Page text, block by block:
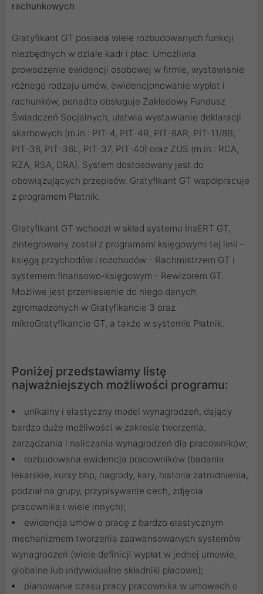
rachunkowych
Gratyfikant GT posiada wiele rozbudowanych funkcji
niezbędnych w dziale kadr i płac. Umożliwia
prowadzenie ewidencji osobowej w firmie, wystawianie
różnego rodzaju umów, ewidencjonowanie wypłat i
rachunków, ponadto obsługuje Zakładowy Fundusz
Świadczeń Socjalnych, ułatwia wystawianie deklaracji
skarbowych (m.in.: PIT-4, PIT-4R, PIT-8AR, PIT-11/8B,
PIT-36, PIT-36L, PIT-37, PIT-40) oraz ZUS (m.in.: RCA,
RZA, RSA, DRA). System dostosowany jest do
obowiązujących przepisów. Gratyfikant GT współpracuje
z programem Płatnik.
Gratyfikant GT wchodzi w skład systemu InsERT GT,
zintegrowany został z programami księgowymi tej linii -
księgą przychodów i rozchodów - Rachmistrzem GT i
systemem finansowo-księgowym - Rewizorem GT.
Możliwe jest przeniesienie do niego danych
zgromadzonych w Gratyfikancie 3 oraz
mikroGratyfikancie GT, a także w systemie Płatnik.
Poniżej przedstawiamy listę
najważniejszych możliwości programu:
unikalny i elastyczny model wynagrodzeń, dający
bardzo duże możliwości w zakresie tworzenia,
zarządzania i naliczania wynagrodzeń dla pracowników;
rozbudowana ewidencja pracowników (badania
lekarskie, kursy bhp, nagrody, kary, historia zatrudnienia,
podział na grupy, przypisywanie cech, zdjęcia
pracownika i wiele innych);
ewidencja umów o pracę z bardzo elastycznym
mechanizmem tworzenia zaawansowanych systemów
wynagrodzeń (wiele definicji wypłat w jednej umowie,
globalne lub indywidualne składniki płacowe);
planowanie czasu pracy pracownika w umowach o